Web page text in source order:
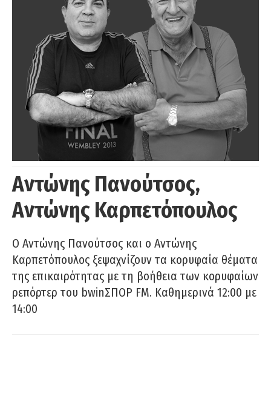
Αντώνης Πανούτσος,
Αντώνης Καρπετόπουλος
Ο Αντώνης Πανούτσος και ο Αντώνης
Καρπετόπουλος ξεψαχνίζουν τα κορυφαία θέματα
της επικαιρότητας με τη βοήθεια των κορυφαίων
ρεπόρτερ του bwinΣΠΟΡ FM. Καθημερινά 12:00 με
14:00